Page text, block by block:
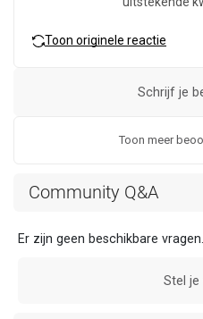
Toon originele reactie
Toon meer
Schrijf je
Community Q&A
Er zijn geen beschikbare vragen.
Stel je